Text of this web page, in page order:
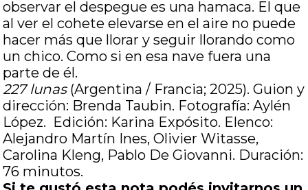
observar el despegue es una hamaca. El que
al ver el cohete elevarse en el aire no puede
hacer más que llorar y seguir llorando como
un chico. Como si en esa nave fuera una
parte de él.
227 lunas(Argentina / Francia; 2025). Guion y
dirección: Brenda Taubin. Fotografía: Aylén
López. Edición: Karina Expósito. Elenco:
Alejandro Martín Ines, Olivier Witasse,
Carolina Kleng, Pablo De Giovanni. Duración:
76 minutos.